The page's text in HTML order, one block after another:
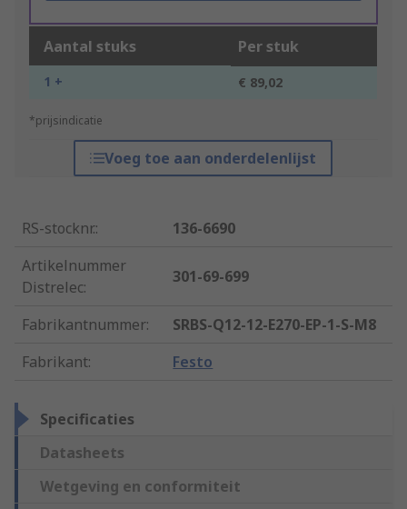
Aantal stuks Per stuk
1 + € 89,02
*prijsindicatie
Voeg toe aan onderdelenlijst
RS-stocknr.:
136-6690
Artikelnummer
Distrelec:
301-69-699
Fabrikantnummer:
SRBS-Q12-12-E270-EP-1-S-M8
Fabrikant: Festo
Specificaties
Datasheets
Wetgeving en conformiteit